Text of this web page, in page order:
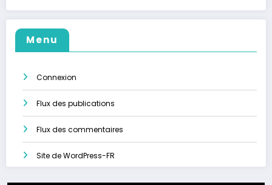
Menu
Connexion
Flux des publications
Flux des commentaires
Site de WordPress-FR